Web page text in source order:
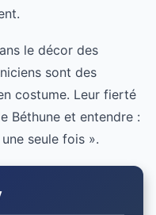
le décor des
sont des
costume. Leur fierté
Béthune et entendre :
seule fois ».